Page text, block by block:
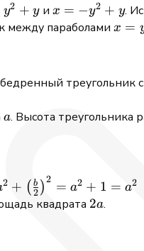
y2 + yи x =
-
x = −y2 + y.
между параболами x =
x =
a
a. Высота треугольника
+
2 + ( 2
b )
2 = a2 + 1 = a2
квадрата 2a
2a.